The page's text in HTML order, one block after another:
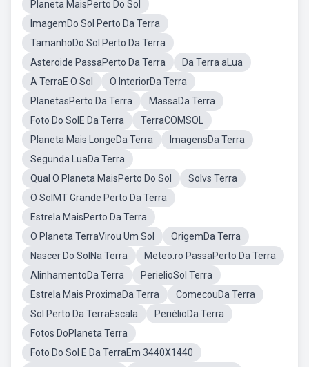
Planeta MaisPerto Do Sol
ImagemDo Sol Perto Da Terra
TamanhoDo Sol Perto Da Terra
Asteroide PassaPerto Da Terra
Da Terra aLua
A TerraE O Sol
O InteriorDa Terra
PlanetasPerto Da Terra
MassaDa Terra
Foto Do SolE Da Terra
TerraCOMSOL
Planeta Mais LongeDa Terra
ImagensDa Terra
Segunda LuaDa Terra
Qual O Planeta MaisPerto Do Sol
Solvs Terra
O SolMT Grande Perto Da Terra
Estrela MaisPerto Da Terra
O Planeta TerraVirou Um Sol
OrigemDa Terra
Nascer Do SolNa Terra
Meteo.ro PassaPerto Da Terra
AlinhamentoDa Terra
PerielioSol Terra
Estrela Mais ProximaDa Terra
ComecouDa Terra
Sol Perto Da TerraEscala
PeriélioDa Terra
Fotos DoPlaneta Terra
Foto Do Sol E Da TerraEm 3440X1440